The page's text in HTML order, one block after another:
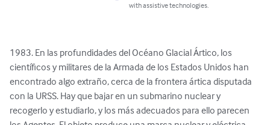
with assistive technologies.
1983. En las profundidades del Océano Glacial Ártico, los
científicos y militares de la Armada de los Estados Unidos han
encontrado algo extraño, cerca de la frontera ártica disputada
con la URSS. Hay que bajar en un submarino nuclear y
recogerlo y estudiarlo, y los más adecuados para ello parecen